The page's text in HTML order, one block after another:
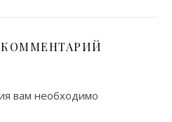
вам необходимо